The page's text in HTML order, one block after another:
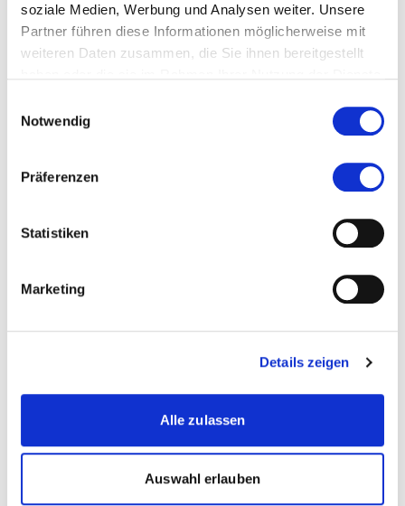
soziale Medien, Werbung und Analysen weiter. Unsere
Partner führen diese Informationen möglicherweise mit
weiteren Daten zusammen, die Sie ihnen bereitgestellt
Notwendig
Präferenzen
Statistiken
Marketing
Details zeigen
Alle zulassen
Auswahl erlauben
Accounting
Finanzmanagement
Business Administration |